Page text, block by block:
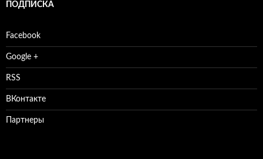
ПОДПИСКА
Facebook
Google +
RSS
ВКонтакте
Партнеры